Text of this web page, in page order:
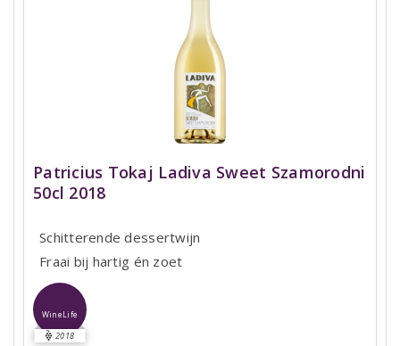
Patricius Tokaj Ladiva Sweet Szamorodni
50cl 2018
Schitterende dessertwijn
Fraai bij hartig én zoet
WineLife
2018